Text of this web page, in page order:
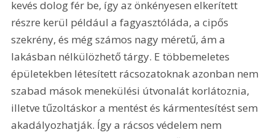
kevés dolog fér be, így az önkényesen elkerített
részre kerül például a fagyasztóláda, a cipős
szekrény, és még számos nagy méretű, ám a
lakásban nélkülözhető tárgy. E többemeletes
épületekben létesített rácsozatoknak azonban nem
szabad mások menekülési útvonalát korlátoznia,
illetve tűzoltáskor a mentést és kármentesítést sem
akadályozhatják. Így a rácsos védelem nem